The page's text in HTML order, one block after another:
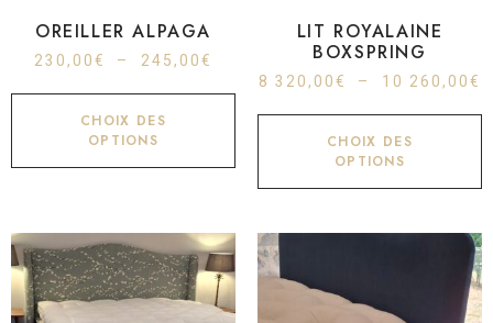
OREILLER ALPAGA
230,00€ – 245,00€
CHOIX DES
OPTIONS
LIT ROYALAINE
BOXSPRING
8 320,00€ – 10 260,00€
CHOIX DES
OPTIONS